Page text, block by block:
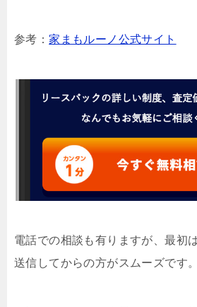
参考：家まもルーノ公式サイト
電話での相談も有りますが、最初
送信してからの方がスムーズです。